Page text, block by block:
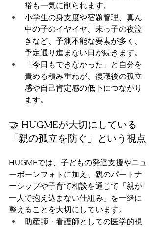
裕も一気に削られます。
小学生の身支度や宿題管理、真ん
中の子のイヤイヤ、末っ子の夜泣
きなど、予測不能な要素が多く、
予定通り進まない日が続きます。
「今日もできなかった」と自分を
責める積み重ねが、復職後の孤立
感や自己肯定感の低下につながり
ます。
🤝 HUGMEが大切にしている
「親の孤立を防ぐ」という視点
HUGMEでは、子どもの発達支援やニュ
ーボーンフォトに加え、親のパートナ
ーシップや子育て相談を通じて「親が
一人で抱え込まない仕組み」を一緒に
整えることを大切にしています。
助産師・看護師としての医学的視